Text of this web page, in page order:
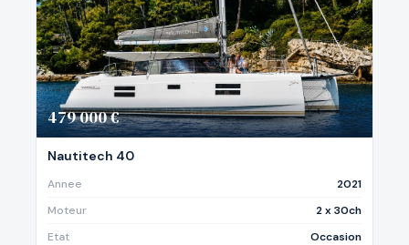
479 000 €
Nautitech 40
Annee
2021
Moteur
2 x 30ch
Etat
Occasion